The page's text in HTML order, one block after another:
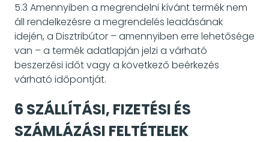
5.3 Amennyiben a megrendelni kívánt termék nem
áll rendelkezésre a megrendelés leadásának
idején, a Disztribútor – amennyiben erre lehetősége
van – a termék adatlapján jelzi a várható
beszerzési időt vagy a következő beérkezés
várható időpontját.
6 SZÁLLÍTÁSI, FIZETÉSI ÉS
SZÁMLÁZÁSI FELTÉTELEK